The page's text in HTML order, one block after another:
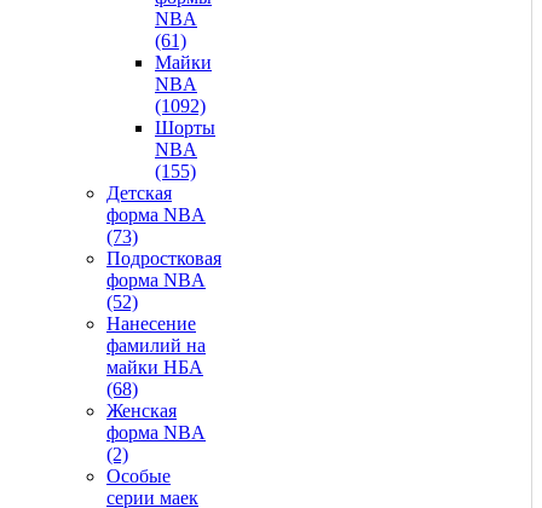
NBA
(61)
Майки
NBA
(1092)
Шорты
NBA
(155)
Детская
форма NBA
(73)
Подростковая
форма NBA
(52)
Нанесение
фамилий на
майки НБА
(68)
Женская
форма NBA
(2)
Особые
серии маек